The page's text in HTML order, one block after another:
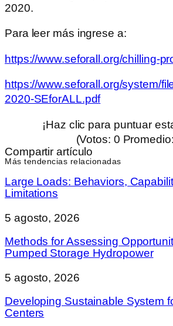
2020.
Para leer más ingrese a:
https://www.seforall.org/chilling-
https://www.seforall.org/system/
2020-SEforALL.pdf
¡Haz clic para puntuar
(Votos: 0 Promedio:
Compartir artículo
Más tendencias relacionadas
Large Loads: Behaviors,
Limitations
5 agosto, 2026
Methods for Assessing
Pumped Storage Hydropower
5 agosto, 2026
Developing Sustainable System
Centers